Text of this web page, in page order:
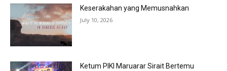
Keserakahan yang Memusnahkan
July 10, 2026
Ketum PIKI Maruarar Sirait Bertemu